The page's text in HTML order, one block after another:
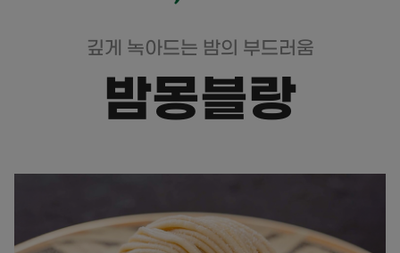
깊게 녹아드는 밤의 부드러움
밤몽블랑